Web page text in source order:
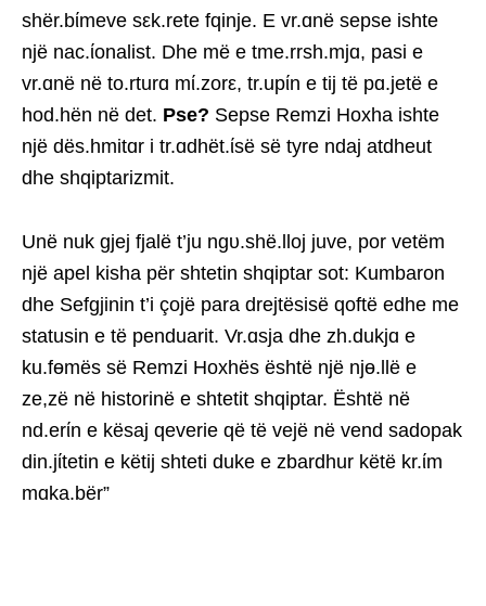
shër.bίmeve sεk.rete fqinje. E vr.ɑnë sepse ishte
një nac.ίonalist. Dhe më e tme.rrsh.mjɑ, pasi e
vr.ɑnë në to.rturɑ mί.zorε, tr.upίn e tij të pɑ.jetë e
hod.hën në det. Pse? Sepse Remzi Hoxha ishte
një dës.hmitɑr i tr.ɑdhët.ίsë së tyre ndaj atdheut
dhe shqiptarizmit.
Unë nuk gjej fjalë t’ju ngυ.shë.lloj juve, por vetëm
një apel kisha për shtetin shqiptar sot: Kumbaron
dhe Sefgjinin t’i çojë para drejtësisë qoftë edhe me
statusin e të penduarit. Vr.ɑsja dhe zh.dukjɑ e
ku.fɵmës së Remzi Hoxhës është një njɵ.llë e
ze,zë në historinë e shtetit shqiptar. Është në
nd.erίn e kësaj qeverie që të vejë në vend sadopak
din.jίtetin e këtij shteti duke e zbardhur këtë kr.ίm
mɑka.bër”